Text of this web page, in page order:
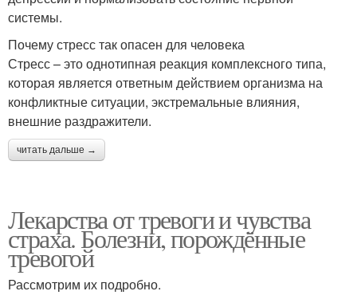
системы.
Почему стресс так опасен для человека
Стресс – это однотипная реакция комплексного типа,
которая является ответным действием организма на
конфликтные ситуации, экстремальные влияния,
внешние раздражители.
читать дальше →
Лекарства от тревоги и чувства
страха. Болезни, порождённые
тревогой
Рассмотрим их подробно.